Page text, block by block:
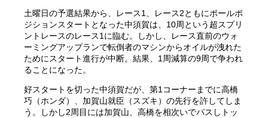
土曜日の予選結果から、レース1、レース2ともにポールポ
ジションスタートとなった中須賀は、10周という超スプリ
ントレースのレース1に臨む。しかし、レース直前のウォ
ーミングアップランで転倒者のマシンからオイルが洩れた
ためにスタート進行が中断。結果、1周減算の9周で争われ
ることになった。
好スタートを切った中須賀だが、第1コーナーまでに高橋
巧（ホンダ）、加賀山就臣（スズキ）の先行を許してしま
う。しかし2周目には加賀山、高橋を相次いでパスしトッ